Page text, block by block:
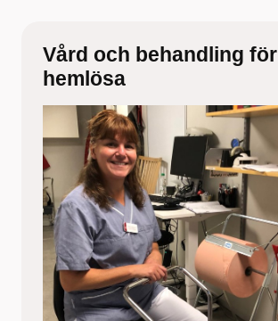
Vård och behandling för
hemlösa